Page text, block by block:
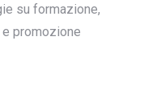
su formazione,
promozione